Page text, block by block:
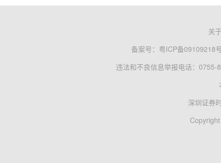
关
备案号： 粤ICP备09109218
违法和不良信息举报电话：0755-
深圳证券